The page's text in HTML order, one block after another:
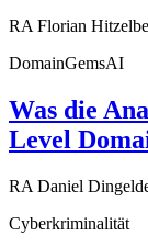
RA Florian
DomainGemsAI
Was die
Level
RA Daniel
Cyberkriminalität